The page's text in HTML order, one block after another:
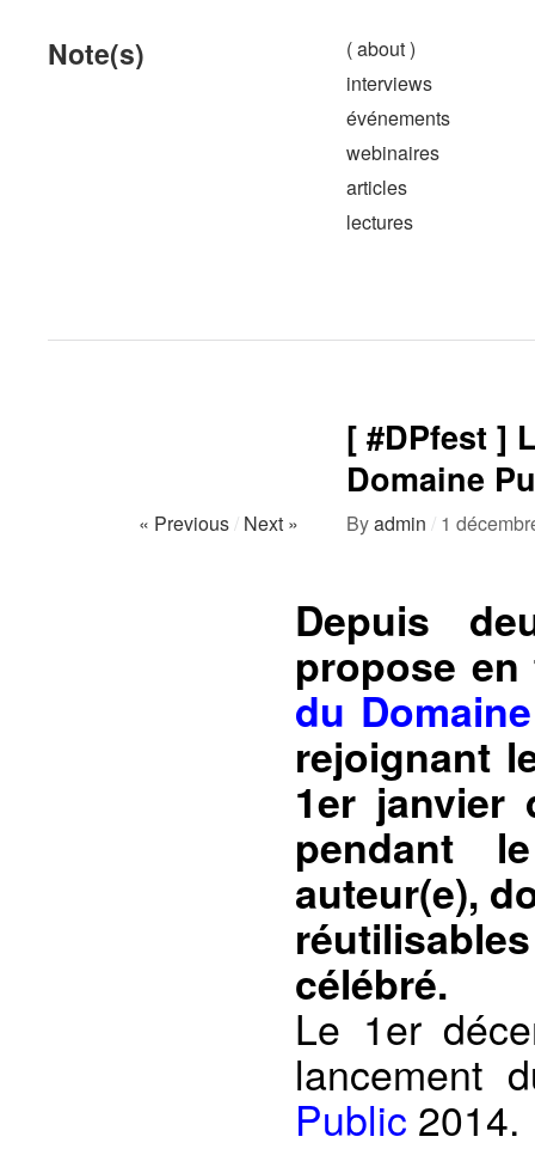
Note(s)
( about )
interviews
événements
webinaires
articles
lectures
[ #DPfest ]
Domaine
« Previous/ Next » Byadmin / 1
Depuis
propose
du
rejoignant
1er janvier
pendant
auteur(e),
célébré.
Le 1er
lancement
Public 2014.